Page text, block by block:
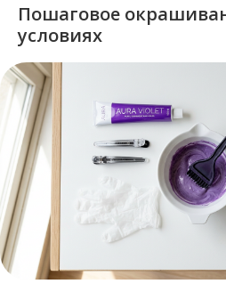
Пошаговое
условиях